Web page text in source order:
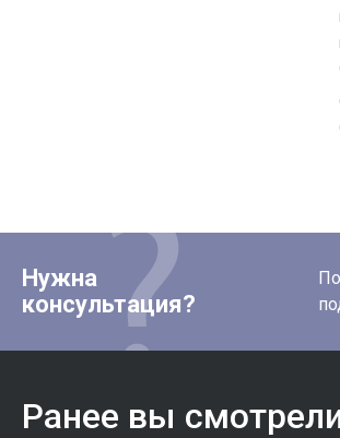
Нужна
консультация?
Ранее вы